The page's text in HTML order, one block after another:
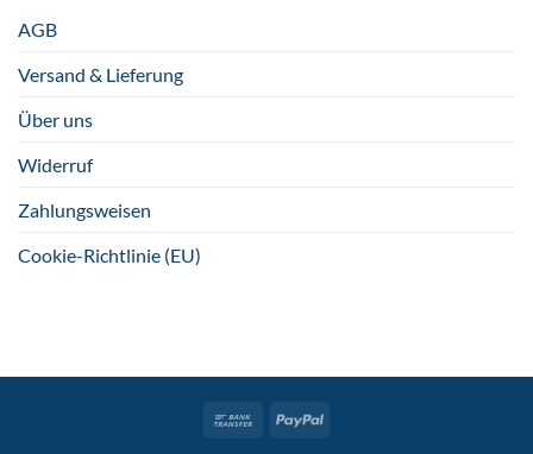
AGB
Versand & Lieferung
Über uns
Widerruf
Zahlungsweisen
Cookie-Richtlinie (EU)
Bank